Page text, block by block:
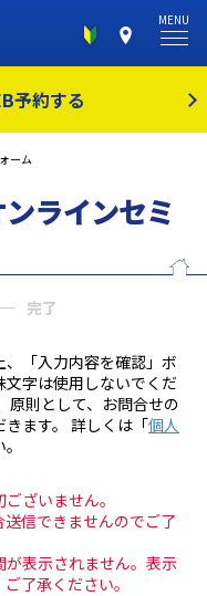
予約する
MENU
ーム
ラインセミ
完了
「入力内容を確認」ボ
字は使用しないでくだ
原則として、お問合せの
ます。 詳しくは「個人
ざいません。
信できませんのでご了
表示されません。表示
了承ください。